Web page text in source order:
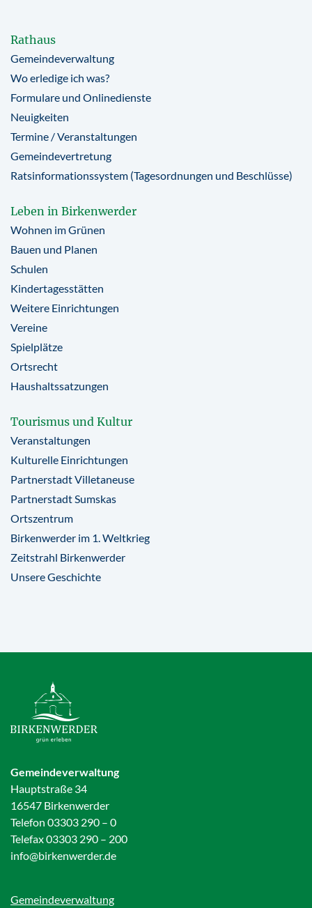
Rathaus
Gemeindeverwaltung
Wo erledige ich was?
Formulare und Onlinedienste
Neuigkeiten
Termine / Veranstaltungen
Gemeindevertretung
Ratsinformationssystem (Tagesordnungen und Beschlüsse)
Leben in Birkenwerder
Wohnen im Grünen
Bauen und Planen
Schulen
Kindertagesstätten
Weitere Einrichtungen
Vereine
Spielplätze
Ortsrecht
Haushaltssatzungen
Tourismus und Kultur
Veranstaltungen
Kulturelle Einrichtungen
Partnerstadt Villetaneuse
Partnerstadt Sumskas
Ortszentrum
Birkenwerder im 1. Weltkrieg
Zeitstrahl Birkenwerder
Unsere Geschichte
Gemeindeverwaltung
Hauptstraße 34
16547 Birkenwerder
Telefon 03303 290 – 0
Telefax 03303 290 – 200
info@birkenwerder.de
Gemeindeverwaltung